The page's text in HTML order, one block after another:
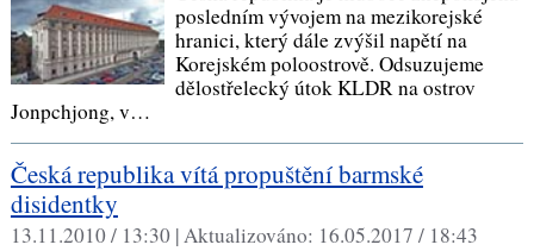
posledním vývojem na mezikorejské
hranici, který dále zvýšil napětí na
Korejském poloostrově. Odsuzujeme
dělostřelecký útok KLDR na ostrov
Jonpchjong, v…
Česká republika vítá propuštění barmské
disidentky
13.11.2010 / 13:30 |Aktualizováno: 16.05.2017 / 18:43